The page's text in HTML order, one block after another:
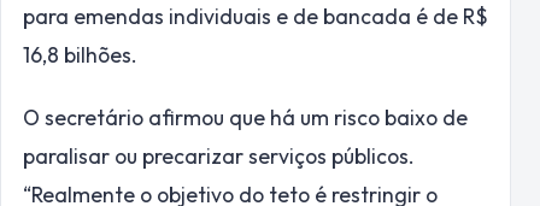
para emendas individuais e de bancada é de R$
16,8 bilhões.
O secretário afirmou que há um risco baixo de
paralisar ou precarizar serviços públicos.
“Realmente o objetivo do teto é restringir o